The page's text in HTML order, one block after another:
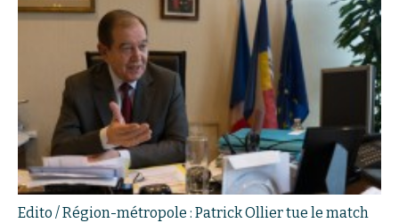
Edito / Région-métropole : Patrick Ollier tue le match